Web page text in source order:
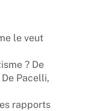
le veut
? De
Pacelli,
rapports